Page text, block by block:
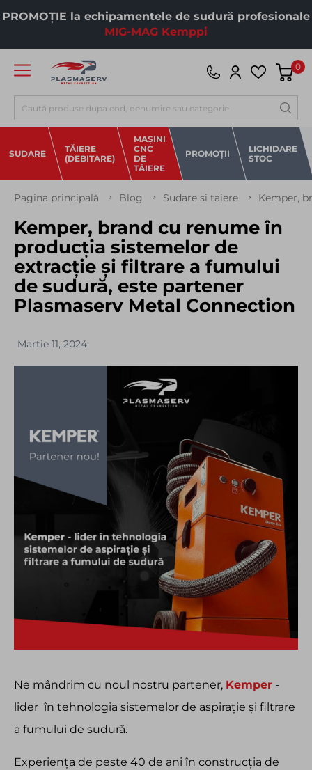
PROMOȚIE la echipamentele de sudură profesionale
MIG-MAG Kemppi
0
SUDARE
TĂIERE
(DEBITARE)
MAȘINI
CNC
DE
TĂIERE
PROMOȚII
LICHIDARE
STOC
Pagina principală Blog Sudare si taiere Kemper,
Kemper, brand cu renume în
producția sistemelor de
extracție și filtrare a fumului
de sudură, este partener
Plasmaserv Metal Connection
Martie 11, 2024
Ne mândrim cu noul nostru partener, Kemper -
lider în tehnologia sistemelor de aspirație și filtrare
a fumului de sudură.
Experiența de peste 40 de ani în construcția de